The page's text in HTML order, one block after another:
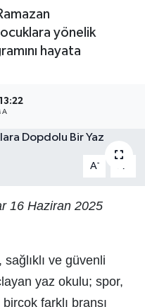
yönelik
hayata
A- A
16 Haziran 2025
ve güvenli
yaz okulu; spor,
farklı branşı